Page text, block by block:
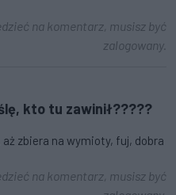
na komentarz, musisz być
zalogowany.
kto tu zawinił?????
zbiera na wymioty, fuj, dobra
na komentarz, musisz być